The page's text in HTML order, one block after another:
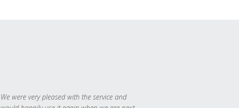
We were very pleased with the service and